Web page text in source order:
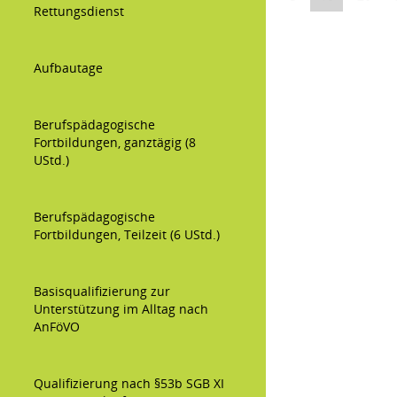
Rettungsdienst
Aufbautage
Berufspädagogische
Fortbildungen, ganztägig (8
UStd.)
Berufspädagogische
Fortbildungen, Teilzeit (6 UStd.)
Basisqualifizierung zur
Unterstützung im Alltag nach
AnFöVO
Qualifizierung nach §53b SGB XI